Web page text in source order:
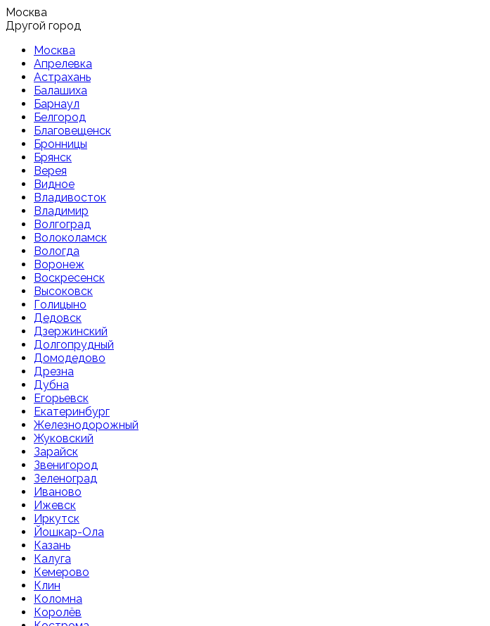
Москва
Другой город
Москва
Апрелевка
Астрахань
Балашиха
Барнаул
Белгород
Благовещенск
Бронницы
Брянск
Верея
Видное
Владивосток
Владимир
Волгоград
Волоколамск
Вологда
Воронеж
Воскресенск
Высоковск
Голицыно
Дедовск
Дзержинский
Долгопрудный
Домодедово
Дрезна
Дубна
Егорьевск
Екатеринбург
Железнодорожный
Жуковский
Зарайск
Звенигород
Зеленоград
Иваново
Ижевск
Иркутск
Йошкар-Ола
Казань
Калуга
Кемерово
Клин
Коломна
Королёв